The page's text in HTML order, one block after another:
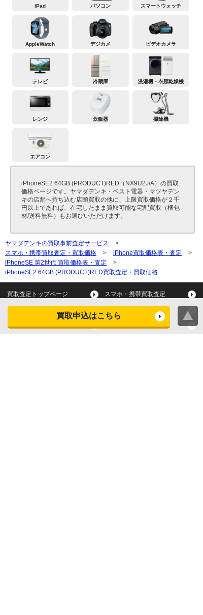
買取申込はこちら
iPad パソコン スマートウォッチ
AppleWatch デジカメ ビデオカメラ
テレビ 冷蔵庫 洗濯機・衣類乾燥機
レンジ 炊飯器 掃除機
エアコン
iPhoneSE2 64GB (PRODUCT)RED（NX9U2J/A）の買取
価格ページです。ヤマダデンキ・ベスト電器・マツヤデン
キの店舗へ持ち込む店頭買取の他に、上限買取価格が２千
円以上であれば、在宅したまま買取可能な宅配買取（梱包
材/送料無料）もお選びいただけます。
ヤマダデンキの買取事前査定サービス
>
スマホ・携帯買取査定・買取価格
> iPhone買取価格表・査定
>
iPhoneSE 第2世代 買取価格表・査定
>
iPhoneSE2 64GB (PRODUCT)RED買取査定・買取価格
買取査定トップページ スマホ・携帯買取査定
タブレット買取査定
スマートウォッチ買取査定 デジカメ買取査定